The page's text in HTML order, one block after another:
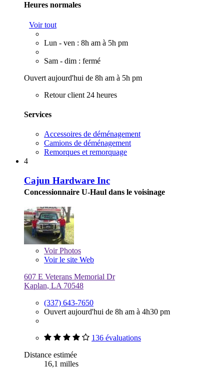
Heures normales
Voir tout
Lun - ven : 8h am à 5h pm
Sam - dim : fermé
Ouvert aujourd'hui de 8h am à 5h pm
Retour client 24 heures
Services
Accessoires de déménagement
Camions de déménagement
Remorques et remorquage
4
Cajun Hardware Inc
Concessionnaire U-Haul dans le voisinage
VoirPhotos
Voir le site Web
607 E Veterans Memorial Dr
Kaplan, LA 70548
(337) 643-7650
Ouvert aujourd'hui de 8h am à 4h30 pm
136 évaluations
Distance estimée
16,1 milles